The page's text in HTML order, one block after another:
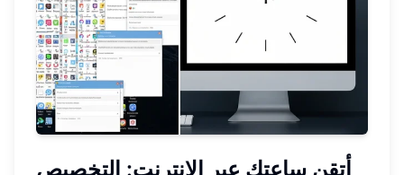
أتقن ساعتك عبر الإنترنت: التخصيص